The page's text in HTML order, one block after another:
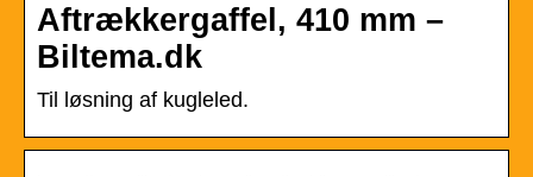
Aftrækkergaffel, 410 mm –
Biltema.dk
Til løsning af kugleled.